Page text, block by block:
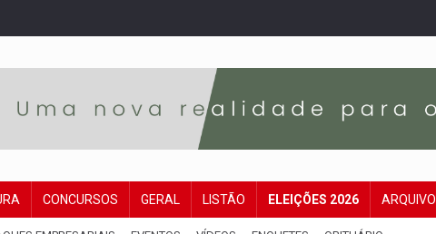
CONCURSOS GERAL LISTÃO ELEIÇÕES 2026 ARQUIVO